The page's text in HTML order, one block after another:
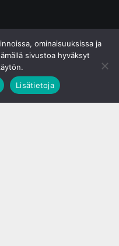
ominaisuuksissa ja
sivustoa hyväksyt
Lisätietoja